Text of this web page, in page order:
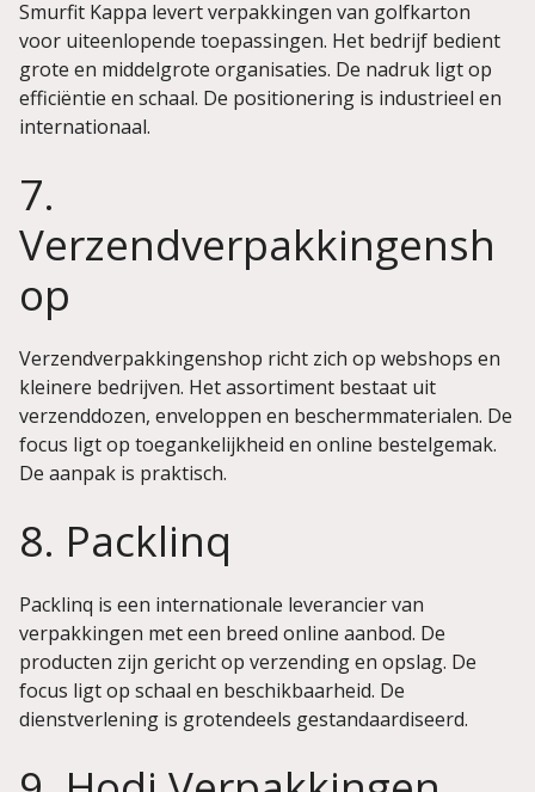
Smurfit Kappa levert verpakkingen van golfkarton
voor uiteenlopende toepassingen. Het bedrijf bedient
grote en middelgrote organisaties. De nadruk ligt op
efficiëntie en schaal. De positionering is industrieel en
internationaal.
7.
Verzendverpakkingensh
op
Verzendverpakkingenshop richt zich op webshops en
kleinere bedrijven. Het assortiment bestaat uit
verzenddozen, enveloppen en beschermmaterialen. De
focus ligt op toegankelijkheid en online bestelgemak.
De aanpak is praktisch.
8. Packlinq
Packlinq is een internationale leverancier van
verpakkingen met een breed online aanbod. De
producten zijn gericht op verzending en opslag. De
focus ligt op schaal en beschikbaarheid. De
dienstverlening is grotendeels gestandaardiseerd.